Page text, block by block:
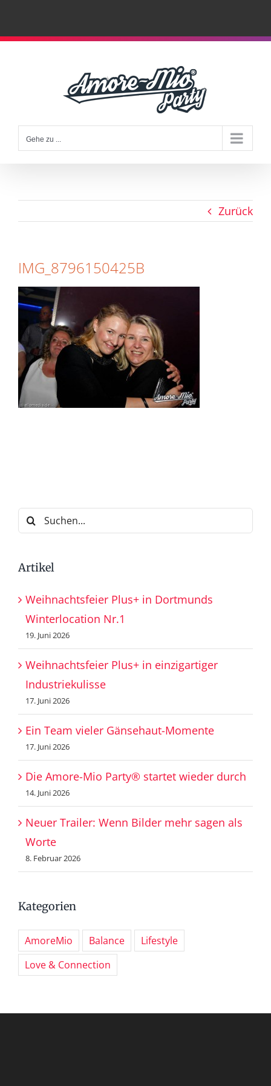
Zum
Gehe zu ...
Zurück
IMG_8796150425B
Suche
nach:
Artikel
Weihnachtsfeier Plus+ in Dortmunds
Winterlocation Nr.1
19. Juni 2026
Weihnachtsfeier Plus+ in einzigartiger
Industriekulisse
17. Juni 2026
Ein Team vieler Gänsehaut-Momente
17. Juni 2026
Die Amore-Mio Party® startet wieder durch
14. Juni 2026
Neuer Trailer: Wenn Bilder mehr sagen als
Worte
8. Februar 2026
Kategorien
AmoreMio Balance
Lifestyle
Love & Connection